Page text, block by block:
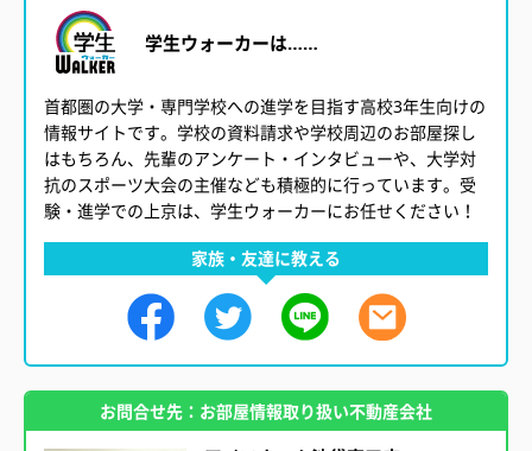
家族・友達に教える
学生ウォーカーは……
首都圏の大学・専門学校への進学を目指す高校3年生向けの
情報サイトです。学校の資料請求や学校周辺のお部屋探し
はもちろん、先輩のアンケート・インタビューや、大学対
抗のスポーツ大会の主催なども積極的に行っています。受
験・進学での上京は、学生ウォーカーにお任せください！
お問合せ先：お部屋情報取り扱い不動産会社